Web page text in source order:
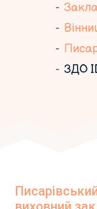
ЗДО